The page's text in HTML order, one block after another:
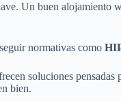
Un buen alojamiento
normativas como
soluciones
bien.